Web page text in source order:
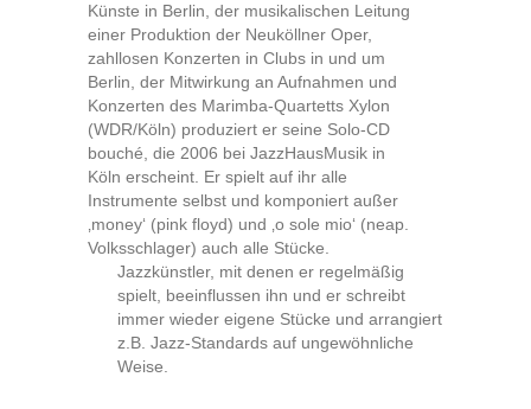
Künste in Berlin, der musikalischen Leitung
einer Produktion der Neuköllner Oper,
zahllosen Konzerten in Clubs in und um
Berlin, der Mitwirkung an Aufnahmen und
Konzerten des Marimba-Quartetts Xylon
(WDR/Köln) produziert er seine Solo-CD
bouché, die 2006 bei JazzHausMusik in
Köln erscheint. Er spielt auf ihr alle
Instrumente selbst und komponiert außer
‚money‘ (pink floyd) und ‚o sole mio‘ (neap.
Volksschlager) auch alle Stücke.
Jazzkünstler, mit denen er regelmäßig
spielt, beeinflussen ihn und er schreibt
immer wieder eigene Stücke und arrangiert
z.B. Jazz-Standards auf ungewöhnliche
Weise.